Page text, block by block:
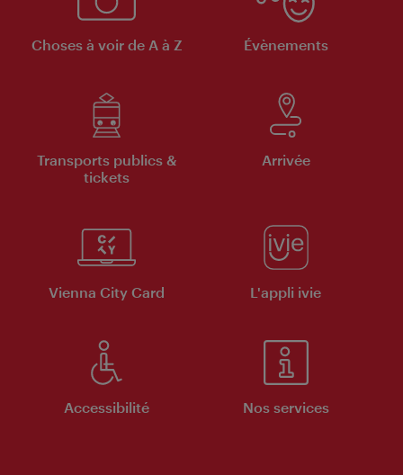
Choses à voir de A à Z Évènements
Transports publics &
tickets
Arrivée
Vienna City Card L'appli ivie
Accessibilité Nos services